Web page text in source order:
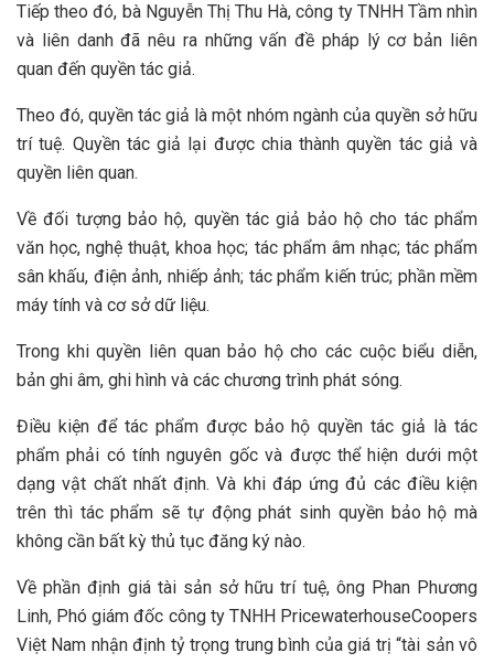
Tiếp theo đó, bà Nguyễn Thị Thu Hà, công ty TNHH Tầm nhìn
và liên danh đã nêu ra những vấn đề pháp lý cơ bản liên
quan đến quyền tác giả.
Theo đó, quyền tác giả là một nhóm ngành của quyền sở hữu
trí tuệ. Quyền tác giả lại được chia thành quyền tác giả và
quyền liên quan.
Về đối tượng bảo hộ, quyền tác giả bảo hộ cho tác phẩm
văn học, nghệ thuật, khoa học; tác phẩm âm nhạc; tác phẩm
sân khấu, điện ảnh, nhiếp ảnh; tác phẩm kiến trúc; phần mềm
máy tính và cơ sở dữ liệu.
Trong khi quyền liên quan bảo hộ cho các cuộc biểu diễn,
bản ghi âm, ghi hình và các chương trình phát sóng.
Điều kiện để tác phẩm được bảo hộ quyền tác giả là tác
phẩm phải có tính nguyên gốc và được thể hiện dưới một
dạng vật chất nhất định. Và khi đáp ứng đủ các điều kiện
trên thì tác phẩm sẽ tự động phát sinh quyền bảo hộ mà
không cần bất kỳ thủ tục đăng ký nào.
Về phần định giá tài sản sở hữu trí tuệ, ông Phan Phương
Linh, Phó giám đốc công ty TNHH PricewaterhouseCoopers
Việt Nam nhận định tỷ trọng trung bình của giá trị “tài sản vô